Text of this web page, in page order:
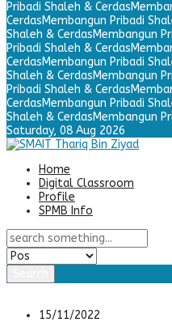
Pribadi Shaleh & Cerdas
CerdasMembangun Pribadi
Shaleh & CerdasMembangun
Pribadi Shaleh & Cerdas
CerdasMembangun Pribadi
Shaleh & CerdasMembangun
Pribadi Shaleh & Cerdas
CerdasMembangun Pribadi
Shaleh & CerdasMembangun
Saturday, 08 Aug 2026
Home
Digital Classroom
Profile
SPMB Info
15/11/2022